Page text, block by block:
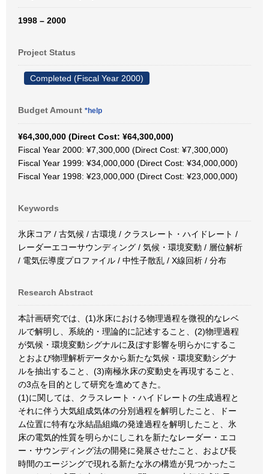
1998 – 2000
Project Status
Completed (Fiscal Year 2000)
Budget Amount *help
¥64,300,000 (Direct Cost: ¥64,300,000)
Fiscal Year 2000: ¥7,300,000 (Direct Cost: ¥7,300,000)
Fiscal Year 1999: ¥34,000,000 (Direct Cost: ¥34,000,000)
Fiscal Year 1998: ¥23,000,000 (Direct Cost: ¥23,000,000)
Keywords
氷床コア / 古気候 / 古環境 / クラスレート・ハイドレート /
レーダーエコーサウンディング / 気候・環境変動 / 層位解析
/ 電気伝導度プロファイル / 中性子散乱 / X線回析 / 分布
Research Abstract
本計画研究では、(1)氷床における物理過程を微視的なレベ
ルで解明し、系統的・理論的に記述すること、(2)物理過程
が気候・環境変動シグナルに及ぼす影響を明らかにするこ
とおよび物理解析データから新たな気候・環境変動シグナ
ルを抽出すること、(3)南極氷床の変動史を再現すること、
の3点を目的として研究を進めてきた。
(1)に関しては、クラスレート・ハイドレートの生成過程と
それに伴う大気組成気体の分別過程を解明したこと、ドー
ム位置に特有な氷結晶組織の発達過程を解明したこと、氷
床の電気的性質を明らかにしこれを新たなレーダー・エコ
ー・サウンディング法の開発に発展させたこと、および長
時間のエージングで現れる新たな氷の構造が見つかったこ